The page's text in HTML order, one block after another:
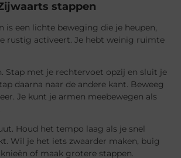
stappen
is een lichte beweging die je heupen,
rustig activeert. Je hebt weinig ruimte
Stap met je rechtervoet opzij en sluit je
daarna naar de andere kant. Beweeg
Je kunt je armen meebewegen als
Houd het tempo laag als je snel
Wil je het iets zwaarder maken, buig
of maak grotere stappen.